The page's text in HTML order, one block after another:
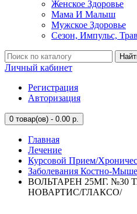
Женское Здоровье
Мама И Малыш
Мужское Здоровье
Сезон, Импульс,
Личный кабинет
Регистрация
Авторизация
0 товар(ов) - 0.00 р.
Главная
Лечение
Курсовой Прием/
Заболевания Костно-
ВОЛЬТАРЕН 25МГ. №30
НОВАРТИС/ГЛАКСО/